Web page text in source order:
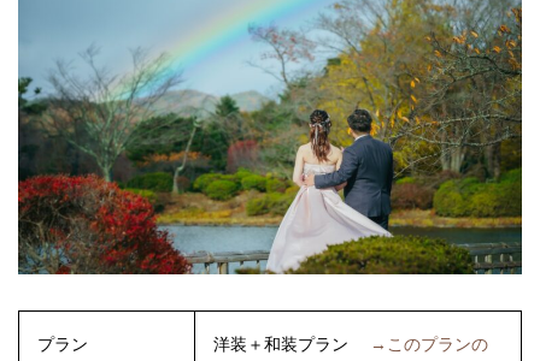
プラン 洋装＋和装プラン
→このプランの